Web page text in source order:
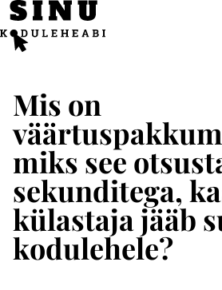
Mine
otse
sisu
Mis on
miks see
sekunditega,
külastaja jääb
kodulehele?